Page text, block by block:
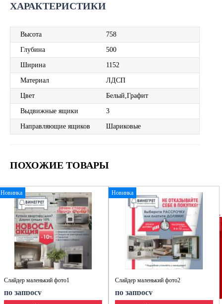
ХАРАКТЕРИСТИКИ
Высота 758
Глубина 500
Ширина 1152
Материал ЛДСП
Цвет Белый,Графит
Выдвижные ящики 3
Направляющие ящиков Шариковые
ПОХОЖИЕ ТОВАРЫ
Новинка
Слайдер маленький фото1
по запросу
Новинка
Слайдер маленький фото2
по запросу